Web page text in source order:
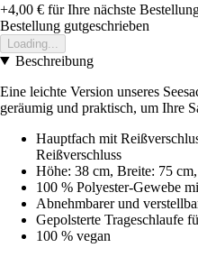
+4,00 € für Ihre nächste
Bestellung gutgeschrieben
Loading...
Beschreibung
Eine leichte Version unseres
geräumig und praktisch, um Ihre
Hauptfach mit
Reißverschluss
Höhe: 38 cm, Breite: 75
100 % Polyester-Gewebe
Abnehmbarer und
Gepolsterte Trageschlaufe
100 % vegan